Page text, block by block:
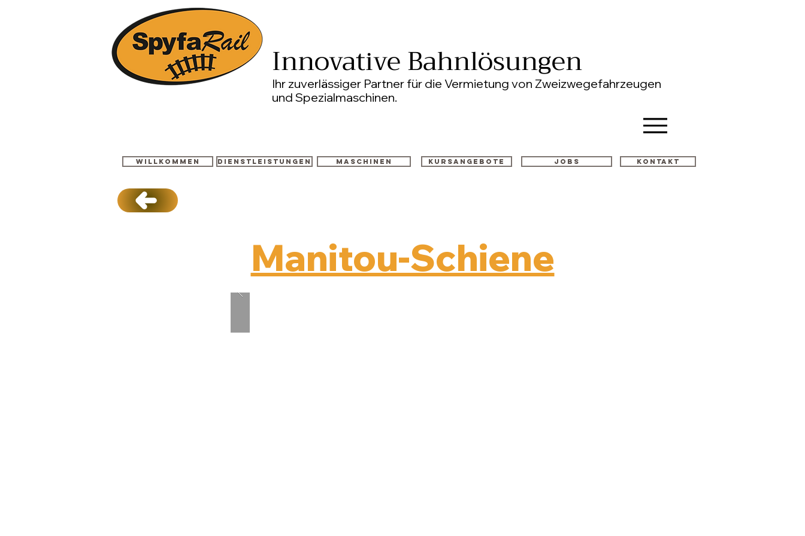
Innovative Bahnlösungen
Ihr zuverlässiger Partner für die Vermietung von Zweizwegefahrzeugen
und Spezialmaschinen.
Willkommen Dienstleistungen Maschinen Kursangebote Jobs Kontakt
Manitou-Schiene